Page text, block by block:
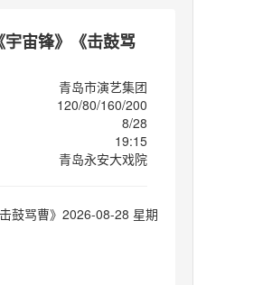
宙锋》《击鼓骂
青岛市演艺集团
120/80/160/200
8/28
19:15
青岛永安大戏院
鼓骂曹》2026-08-28 星期